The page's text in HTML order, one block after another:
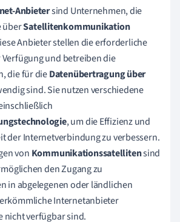
Anbietersind Unternehmen, die
überSatellitenkommunikation
Anbieter stellen die erforderliche
und betreiben die
die für dieDatenübertragung über
sind. Sie nutzen verschiedene
, um die Effizienz und
der Internetverbindung zu verbessern.
von Kommunikationssatellitensind
den Zugang zu
in abgelegenen oder ländlichen
Internetanbieter
nicht verfügbar sind.